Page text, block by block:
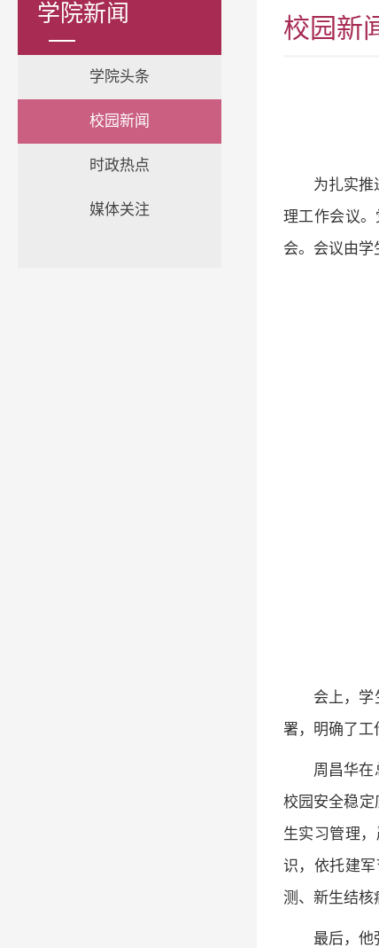
学院新闻
学院头条
校园新闻
时政热点
媒体关注
校园新
为扎实推
理工作会议
会。会议由学
会上，学
署，明确了工
周昌华在
校园安全稳定
生实习管理
识，依托建
测、新生结核
最后，他